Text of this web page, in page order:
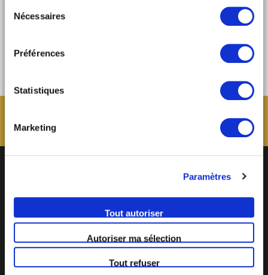
cliquant sur « tout autoriser » ; vous refusez ce dépôt de
cookies (sauf cookies nécessaires) en cliquant sur « tout
paramétrer vos choix en fonction de la finalité des
autoriser ma sélection ». Vous pouvez retirer votre
consentement à tout moment via notre outil de
relative aux cookies sous l’onglet « mentions légales ».
Nécessaires
Préférences
Statistiques
Marketing
Paramètres
Tout autoriser
Autoriser ma sélection
Tout refuser
BECOME MOB